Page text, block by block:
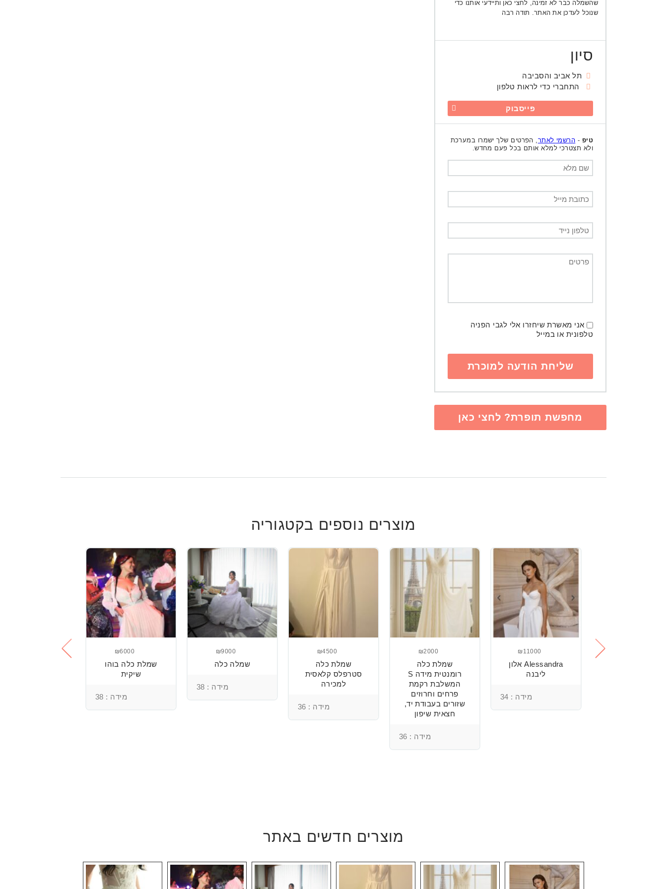
שהשמלה כבר לא זמינה, לחצי כאן ותיידעי אותנו כדי
שנוכל לעדכן את האתר. תודה רבה
סיון
תל אביב והסביבה
התחברי כדי לראות טלפון
פייסבוק
טיפ - הרשמי לאתר , הפרטים שלך ישמרו במערכת
ולא תצטרכי למלא אותם בכל פעם מחדש.
אני מאשרת שיחזרו אלי לגבי הפניה
טלפונית או במייל
מחפשת תופרת? לחצי כאן
מוצרים נוספים בקטגוריה
₪11000
Alessandra אלון
ליבנה
מידה : 34
₪2000
שמלת כלה
רומנטית מידה S
המשלבת רקמת
פרחים וחרוזים
שזורים בעבודת יד,
חצאית שיפון
מידה : 36
₪4500
שמלת כלה
סטרפלס קלאסית
למכירה
מידה : 36
₪9000
שמלה כלה
מידה : 38
₪6000
שמלת כלה בוהו
שיקית
מידה : 38
מוצרים חדשים באתר